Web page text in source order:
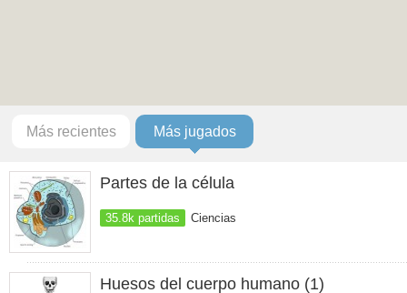
Más recientes Más jugados
Partes de la célula
35.8k partidas Ciencias
Huesos del cuerpo humano (1)